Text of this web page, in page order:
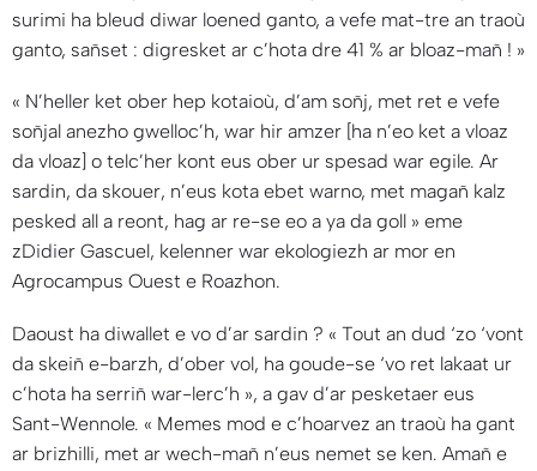
surimi ha bleud diwar loened ganto, a vefe mat-tre an traoù
ganto, sañset : digresket ar c’hota dre 41 % ar bloaz-mañ ! »
« N’heller ket ober hep kotaioù, d’am soñj, met ret e vefe
soñjal anezho gwelloc’h, war hir amzer[ha n’eo ket a vloaz
da vloaz] o telc’her kont eus ober ur spesad war egile. Ar
sardin, da skouer, n’eus kota ebet warno, met magañ kalz
pesked all a reont, hag ar re-se eo a ya da goll » eme
zDidier Gascuel, kelenner war ekologiezh ar mor en
Agrocampus Ouest e Roazhon.
Daoust ha diwallet e vo d’ar sardin ? « Tout an dud ‘zo ‘vont
da skeiñ e-barzh, d’ober vol, ha goude-se ‘vo ret lakaat ur
c’hota ha serriñ war-lerc’h », a gav d’ar pesketaer eus
Sant-Wennole. « Memes mod e c’hoarvez an traoù ha gant
ar brizhilli, met ar wech-mañ n’eus nemet se ken. Amañ e